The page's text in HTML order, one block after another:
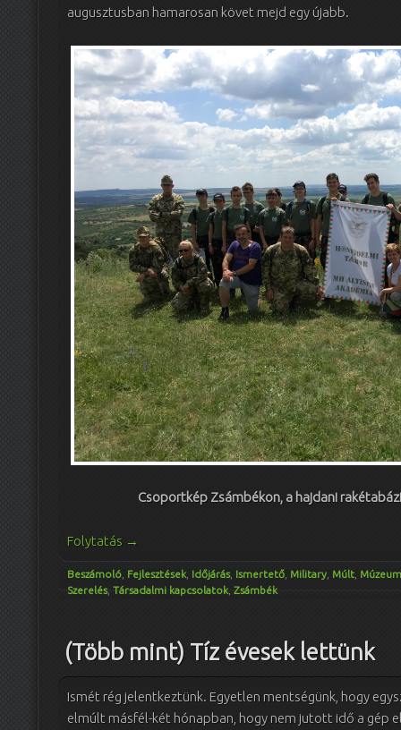
augusztusban hamarosan követ mejd egy újabb.
Csoportkép Zsámbékon, a hajdani
Folytatás →
Beszámoló Fejlesztések Időjárás, Ismertető Military Múlt Múzeum
Szerelés, Társadalmi kapcsolatok Zsámbék
(Több mint) Tíz évesek lettünk
Ismét rég jelentkeztünk. Egyetlen mentségünk, hogy
elmúlt másfél-két hónapban, hogy nem jutott idő a gép